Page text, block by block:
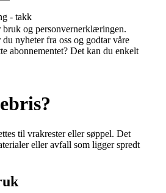
- takk
bruk og personvernerklæringen.
nyheter fra oss og godtar våre
abonnementet? Det kan du enkelt
til vrakrester eller søppel. Det
eller avfall som ligger spredt